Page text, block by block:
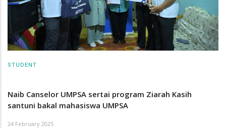
STUDENT
Naib Canselor UMPSA sertai program Ziarah Kasih
santuni bakal mahasiswa UMPSA
24 February 2025